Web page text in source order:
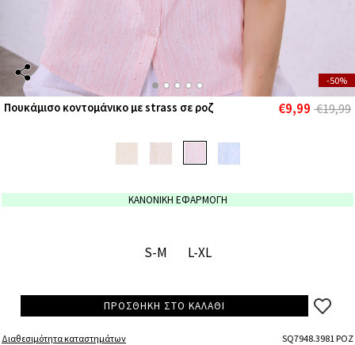
-50%
Πουκάμισο κοντομάνικο με strass σε ροζ €9,99 €19,99
ΚΑΝΟΝΙΚΗ ΕΦΑΡΜΟΓΗ
S-M L-XL
ΠΡΟΣΘΗΚΗ ΣΤΟ ΚΑΛΑΘΙ
Διαθεσιμότητα καταστημάτων SQ7948.3981 ΡΟΖ